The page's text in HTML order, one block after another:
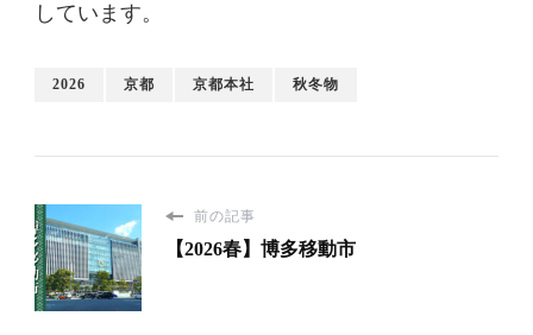
しています。
2026 京都 京都本社 秋冬物
前の記事
【2026春】博多移動市